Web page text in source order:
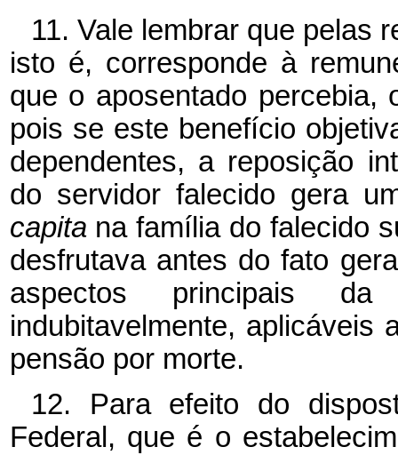
11. Vale lembrar que pelas
isto é, corresponde à
que o aposentado percebia,
pois se este benefício
dependentes, a reposição
do servidor falecido gera
capita na família do falecido
desfrutava antes do fato
aspectos principais
indubitavelmente, aplicáveis
pensão por morte.
12. Para efeito do
Federal, que é o